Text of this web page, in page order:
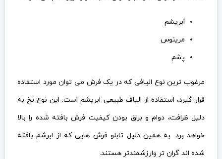
ابریشم
مرینوس
پشم
مرغوب ترین نوع الیافی که در یک فرش می توان مورد استفاده
قرار گیرد، استفاده از الیاف طبیعی ابریشم است. این نوع نخ به
دلیل ظرافت، دوام و براق بودن کیفیت فرش بافته شده را بالا
خواهد برد. به همین دلیل تابلو فرش هایی که از ابرشم بافته
شده اند گران تر وارزشمندتر هستند.